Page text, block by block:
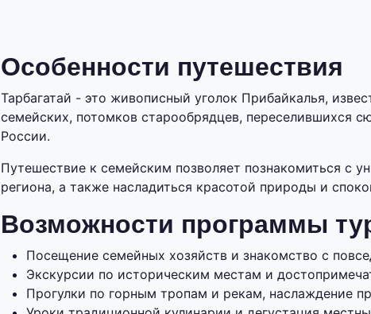
Особенности путешествия
Тарбагатай - это живописный уголок Прибайкалья,
семейских, потомков старообрядцев, переселившихся
России.
Путешествие к семейским позволяет познакомиться с
региона, а также насладиться красотой природы и
Возможности программы
Посещение семейных хозяйств и знакомство с
Экскурсии по историческим местам и
Прогулки по горным тропам и рекам, наслаждение